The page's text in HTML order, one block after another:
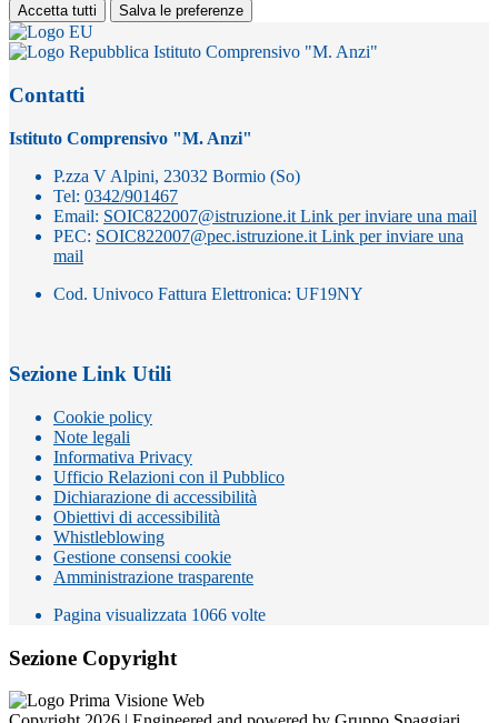
Accetta tutti Salva le preferenze
Istituto Comprensivo "M. Anzi"
Contatti
Istituto Comprensivo "M. Anzi"
P.zza V Alpini, 23032 Bormio (So)
Tel: 0342/901467
Email: SOIC822007@istruzione.it Link per inviare una mail
PEC: SOIC822007@pec.istruzione.it Link per inviare una
mail
Cod. Univoco Fattura Elettronica: UF19NY
Sezione Link Utili
Cookie policy
Note legali
Informativa Privacy
Ufficio Relazioni con il Pubblico
Dichiarazione di accessibilità
Obiettivi di accessibilità
Whistleblowing
Gestione consensi cookie
Amministrazione trasparente
Pagina visualizzata 1066 volte
Sezione Copyright